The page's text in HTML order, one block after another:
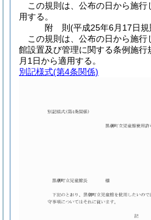
この規則は、公布の日から施
用する。
附 則(平成25年6月17日規
この規則は、公布の日から施
館設置及び管理に関する条例施
月1日から適用する。
別記様式(第4条関係)